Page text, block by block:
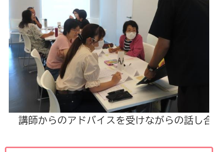
講師からのアドバイスを受けながらの話し